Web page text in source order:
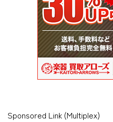
Sponsored Link (Multiplex)